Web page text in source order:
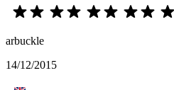
arbuckle
14/12/2015